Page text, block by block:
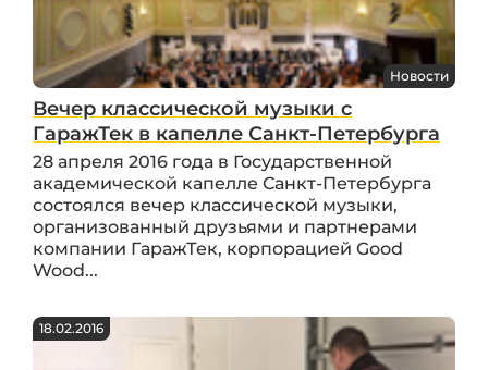
Новости
Вечер классической музыки с
ГаражТек в капелле Санкт-Петербурга
28 апреля 2016 года в Государственной
академической капелле Санкт-Петербурга
состоялся вечер классической музыки,
организованный друзьями и партнерами
компании ГаражТек, корпорацией Good
Wood...
18.02.2016